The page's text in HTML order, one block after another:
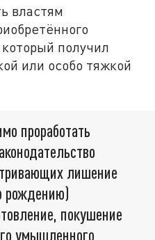
властям
получил
или особо тяжкой
проработать
лишение
рождению)
покушение
умышленного